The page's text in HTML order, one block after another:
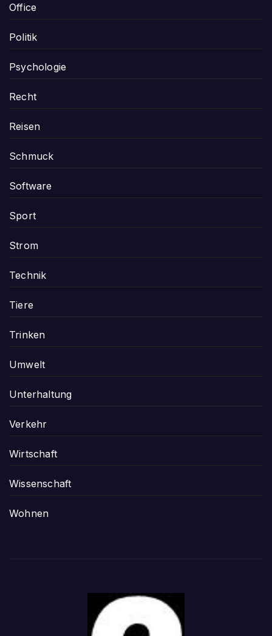
Office
Politik
Psychologie
Recht
Reisen
Schmuck
Software
Sport
Strom
Technik
Tiere
Trinken
Umwelt
Unterhaltung
Verkehr
Wirtschaft
Wissenschaft
Wohnen